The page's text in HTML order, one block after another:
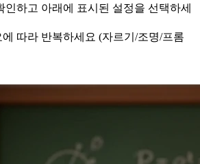
인하고 아래에 표시된 설정을 선택하세
따라 반복하세요 (자르기/조명/프롬